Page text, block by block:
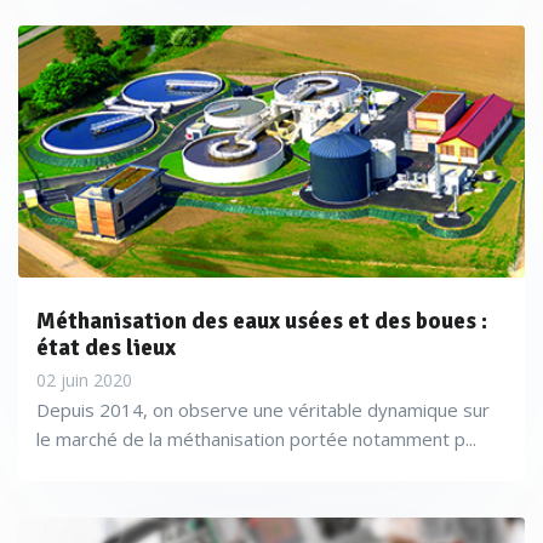
DES ACTIVITÉS S'INSCRIVANT DANS LA
RÉGLEMENTATION DES ICPE
Méthanisation des eaux usées et des boues :
état des lieux
02 juin 2020
Depuis 2014, on observe une véritable dynamique sur
le marché de la méthanisation portée notamment p...